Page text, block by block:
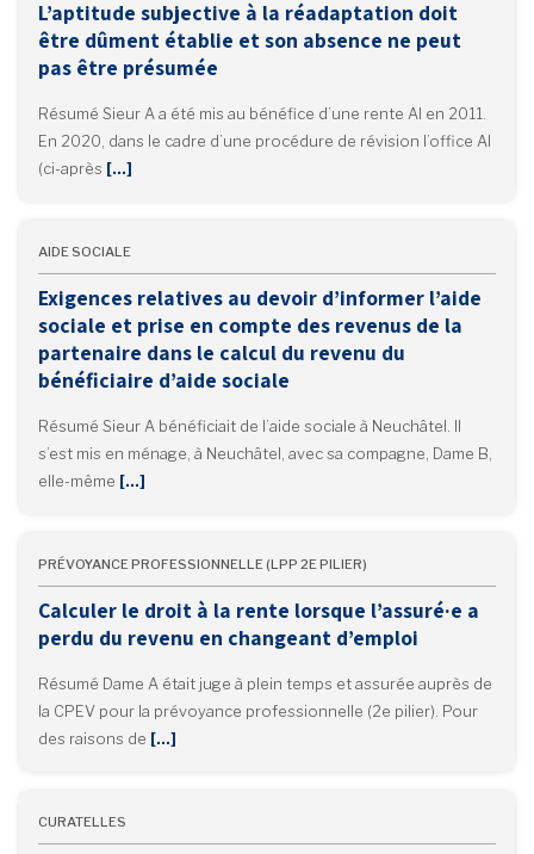
L’aptitude subjective à la réadaptation doit
être dûment établie et son absence ne peut
pas être présumée
Résumé Sieur A a été mis au bénéfice d’une rente AI en 2011.
En 2020, dans le cadre d’une procédure de révision l’office AI
(ci-après […]
AIDE SOCIALE
Exigences relatives au devoir d’informer l’aide
sociale et prise en compte des revenus de la
partenaire dans le calcul du revenu du
bénéficiaire d’aide sociale
Résumé Sieur A bénéficiait de l’aide sociale à Neuchâtel. Il
s’est mis en ménage, à Neuchâtel, avec sa compagne, Dame B,
elle-même […]
PRÉVOYANCE PROFESSIONNELLE (LPP 2E PILIER)
Calculer le droit à la rente lorsque l’assuré·e a
perdu du revenu en changeant d’emploi
Résumé Dame A était juge à plein temps et assurée auprès de
la CPEV pour la prévoyance professionnelle (2e pilier). Pour
des raisons de […]
CURATELLES